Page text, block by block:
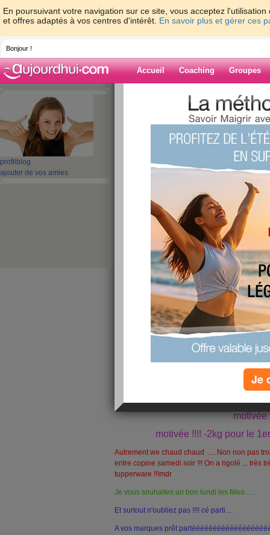
En poursuivant votre navigation sur ce site, vous acceptez
et offres adaptés à vos centres d'intérêt. En savoir plus et gérer ces
Bonjour !
Accueil Coaching Groupes
profil blog
ajouter de vos amies
> > COUCOU
Blog de vini85
COUCOU
Bon comment
S'ayez cé parti pour le défis
motivée
motivée !!!! -2kg pour le
Autrement we chaud chaud .... Non non pas
entre copine samedi soir !!! On a rigolé ... très
tupperware !!!mdr
Je vous souhaites un bon lundi les filles ....
Et surtout n'oubliez pas !!!! cé parti ...
A vos marques prêt
Je